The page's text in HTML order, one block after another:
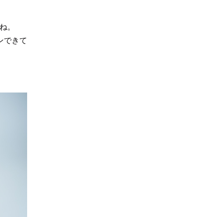
。
できて